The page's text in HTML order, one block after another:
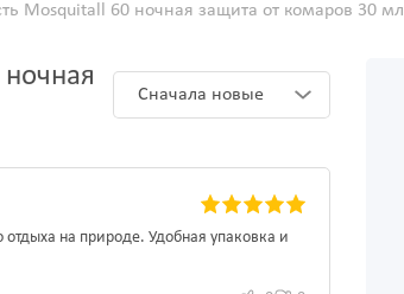
Mosquitall 60 ночная защита от комаров 30 мл
Сначала новые
на природе. Удобная упаковка и